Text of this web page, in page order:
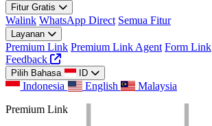
Fitur Gratis
Walink WhatsApp Direct Semua Fitur
Layanan
Premium Link Premium Link Agent Form Link
Feedback
Pilih Bahasa ID
Indonesia English
Malaysia
Premium Link